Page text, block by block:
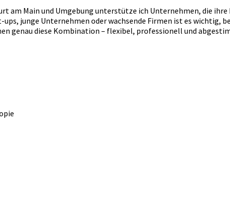
am Main und Umgebung unterstütze ich Unternehmen, die
junge Unternehmen oder wachsende Firmen ist es wichtig,
genau diese Kombination – flexibel, professionell und